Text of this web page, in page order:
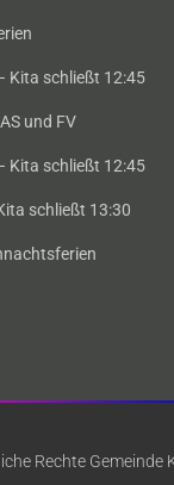
Kita schließt 12:45
und FV
Kita schließt 12:45
schließt 13:30
Rechte Gemeinde